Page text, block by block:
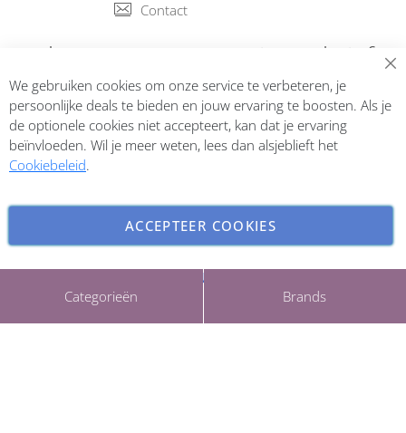
Categorieën Brands
Contact
Abonneer op onze nieuwsbrief
Inschrijven
Copyright © 2026 ParfumCenter.nl. All rights reserved.
We gebruiken cookies om onze service te verbeteren, je
persoonlijke deals te bieden en jouw ervaring te boosten. Als je
de optionele cookies niet accepteert, kan dat je ervaring
beïnvloeden. Wil je meer weten, lees dan alsjeblieft het
Cookiebeleid.
ACCEPTEER COOKIES
INSTELLINGEN AANPASSEN